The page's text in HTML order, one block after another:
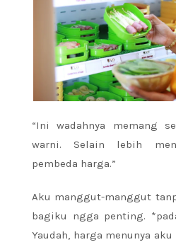
“Ini wadahnya memang
warni. Selain lebih
pembeda harga.”
Aku manggut-manggut
bagiku ngga penting.
Yaudah, harga menunya